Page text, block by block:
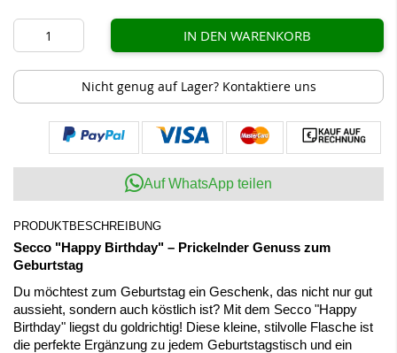
IN DEN WARENKORB
Nicht genug auf Lager? Kontaktiere uns
Auf WhatsApp teilen
PRODUKTBESCHREIBUNG
Secco "Happy Birthday" – Prickelnder Genuss zum
Geburtstag
Du möchtest zum Geburtstag ein Geschenk, das nicht nur gut
aussieht, sondern auch köstlich ist? Mit dem Secco "Happy
Birthday" liegst du goldrichtig! Diese kleine, stilvolle Flasche ist
die perfekte Ergänzung zu jedem Geburtstagstisch und ein